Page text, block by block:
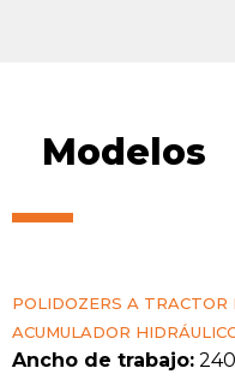
Modelos
POLIDOZERS A TRACTOR
ACUMULADOR
Ancho de trabajo: